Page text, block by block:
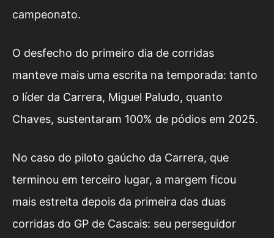
campeonato.
O desfecho do primeiro dia de corridas
manteve mais uma escrita na temporada: tanto
o líder da Carrera, Miguel Paludo, quanto
Chaves, sustentaram 100% de pódios em 2025.
No caso do piloto gaúcho da Carrera, que
terminou em terceiro lugar, a margem ficou
mais estreita depois da primeira das duas
corridas do GP de Cascais: seu perseguidor